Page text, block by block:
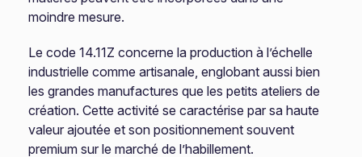
moindre mesure.
Le code 14.11Z concerne la production à l’échelle
industrielle comme artisanale, englobant aussi bien
les grandes manufactures que les petits ateliers de
création. Cette activité se caractérise par sa haute
valeur ajoutée et son positionnement souvent
premium sur le marché de l’habillement.